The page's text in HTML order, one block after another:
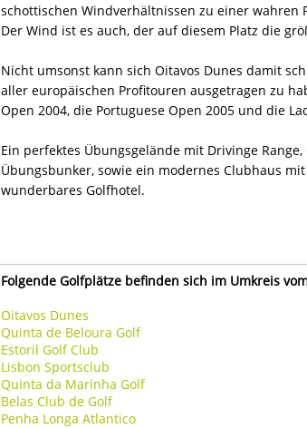
schottischen Windverhältnissen zu einer wahren
Der Wind ist es auch, der auf diesem Platz die
Nicht umsonst kann sich Oitavos Dunes damit
aller europäischen Profitouren ausgetragen zu
Open 2004, die Portuguese Open 2005 und die
Ein perfektes Übungsgelände mit Drivinge
Übungsbunker, sowie ein modernes Clubhaus
wunderbares Golfhotel.
Folgende Golfplätze befinden sich im Umkreis
Oitavos Dunes
Quinta de Beloura Golf
Estoril Golf Club
Lisbon Sportsclub
Quinta da Marinha Golf
Belas Club de Golf
Penha Longa Atlantico